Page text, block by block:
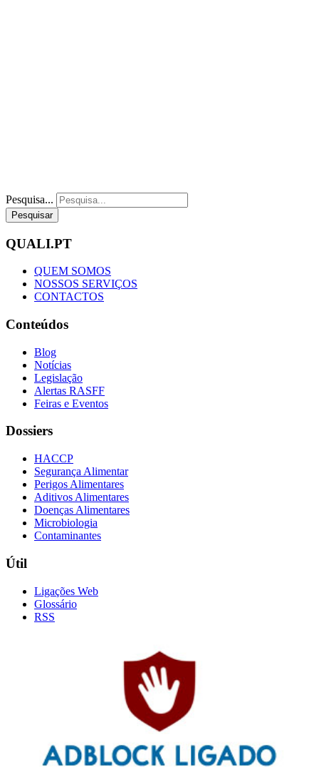
Pesquisa...
Pesquisar
QUALI.PT
QUEM SOMOS
NOSSOS SERVIÇOS
CONTACTOS
Conteúdos
Blog
Notícias
Legislação
Alertas RASFF
Feiras e Eventos
Dossiers
HACCP
Segurança Alimentar
Perigos Alimentares
Aditivos Alimentares
Doenças Alimentares
Microbiologia
Contaminantes
Útil
Ligações Web
Glossário
RSS